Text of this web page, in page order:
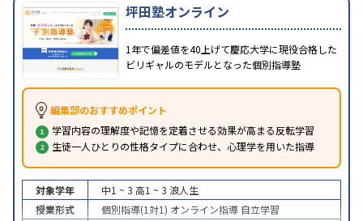
坪田塾オンライン
1年で偏差値を40上げて慶応大学に現役合格した
ビリギャルのモデルとなった個別指導塾
編集部のおすすめポイント
学習内容の理解度や記憶を定着させる効果が高まる反転学習
生徒一人ひとりの性格タイプに合わせ、心理学を用いた指導
対象学年 中1 ~ 3 高1 ~ 3 浪人生
授業形式
個別指導(1対1) オンライン指導 自立学習